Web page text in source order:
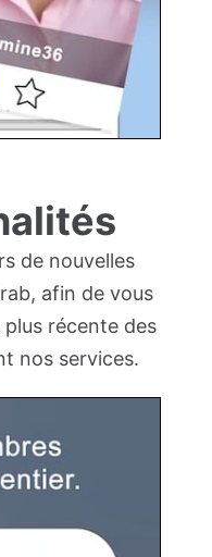
de nouvelles
afin de vous
plus récente des
nos services.